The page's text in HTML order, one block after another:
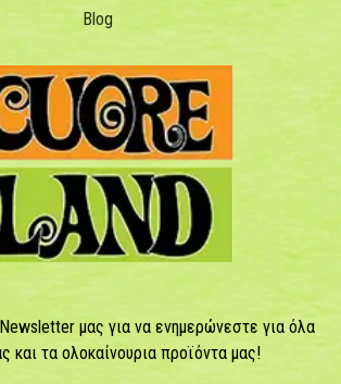
Blog
μας για να ενημερώνεστε για όλα
και τα ολοκαίνουρια προϊόντα μας!